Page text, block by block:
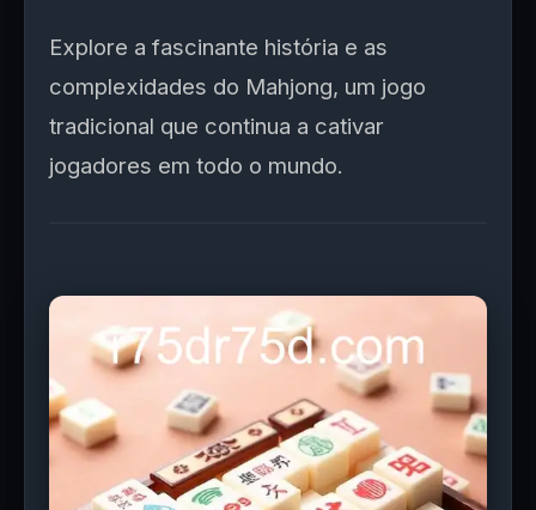
Explore a fascinante história e as
complexidades do Mahjong, um jogo
tradicional que continua a cativar
jogadores em todo o mundo.